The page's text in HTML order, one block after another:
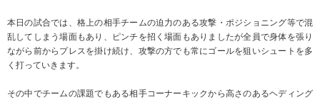
本日の試合では、格上の相手チームの迫力のある攻撃・ポジショニング等で混
乱してしまう場面もあり、ピンチを招く場面もありましたが全員で身体を張り
ながら前からプレスを掛け続け、攻撃の方でも常にゴールを狙いシュートを多
く打っていきます。
その中でチームの課題でもある相手コーナーキックから高さのあるヘディング